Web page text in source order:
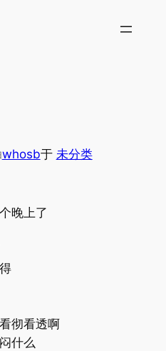
whosb于 未分类
晚上了
彻看透啊
什么